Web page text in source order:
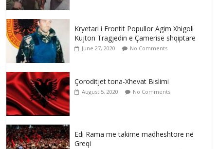
Kryetari i Frontit Popullor Agim Xhigoli
Kujton Tragjedin e Çamerisë shqiptare
June 27, 2020 No Comments
Çoroditjet tona-Xhevat Bislimi
August 5, 2020 No Comments
Edi Rama me takime madheshtore në
Greqi